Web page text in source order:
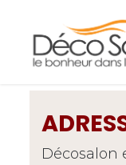
Décosalon